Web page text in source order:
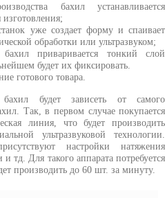
бахил устанавливается
уже создает форму и спаивает
обработки или ультразвуком;
приваривается тонкий слой
будет их фиксировать.
готового товара.
будет зависеть от самого
Так, в первом случае покупается
линия, что будет производить
ультразвуковой технологии.
настройки натяжения
тд. Для такого аппарата потребуется
производить до 60 шт. за минуту.